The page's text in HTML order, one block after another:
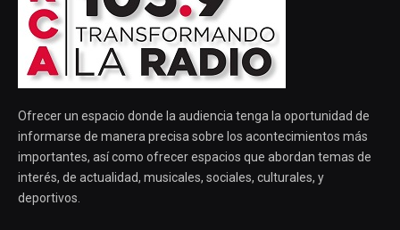
Ofrecer un espacio donde la audiencia tenga la oportunidad de
informarse de manera precisa sobre los acontecimientos más
importantes, así como ofrecer espacios que abordan temas de
interés, de actualidad, musicales, sociales, culturales, y
deportivos.